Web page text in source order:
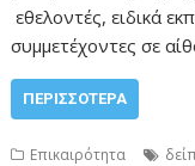
εθελοντές, ειδικά
συμμετέχοντες σε
ΠΕΡΙΣΣΌΤΕΡΑ
Επικαιρότητα